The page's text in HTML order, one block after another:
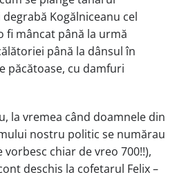
Kogălniceanu cel
fi mâncat până la urmă
până la dânsul în
păcătoase, cu damfuri
la vremea când doamnele din
nostru politic se numărau
chiar de vreo 700!!),
deschis la cofetarul Felix –